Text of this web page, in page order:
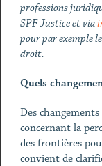
professions
SPF Justice et via
pour par exemple
droit.
Quels
Des
concernant la
des frontières
convient de